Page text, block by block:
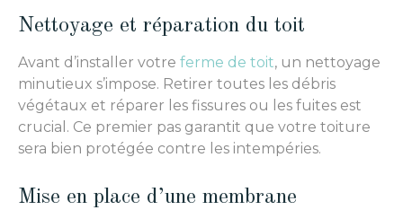
Nettoyage et réparation du toit
Avant d’installer votre ferme de toit, un nettoyage
minutieux s’impose. Retirer toutes les débris
végétaux et réparer les fissures ou les fuites est
crucial. Ce premier pas garantit que votre toiture
sera bien protégée contre les intempéries.
Mise en place d’une membrane